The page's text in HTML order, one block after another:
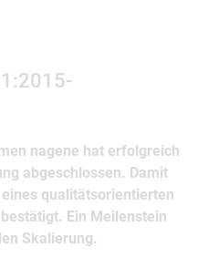
nagene hat erfolgreich
abgeschlossen. Damit
qualitätsorientierten
Ein Meilenstein
Skalierung.